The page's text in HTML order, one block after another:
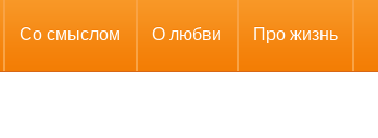
Со смыслом О любви Про жизнь